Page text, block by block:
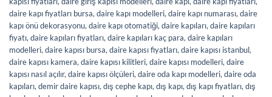
daire kapı fiyatları bursa, daire kapı modelleri, daire kapı numarası, daire
kapı önü dekorasyonu, daire kapı otomatiği, daire kapıları, daire kapıları
fiyatı, daire kapıları fiyatları, daire kapıları kaç para, daire kapıları
modelleri, daire kapısı bursa, daire kapısı fiyatları, daire kapısı istanbul,
daire kapısı kamera, daire kapısı kilitleri, daire kapısı modelleri, daire
kapısı nasıl açılır, daire kapısı ölçüleri, daire oda kapı modelleri, daire oda
kapıları, demir daire kapısı, dış cephe kapı, dış kapı, dış kapı fiyatları, dış